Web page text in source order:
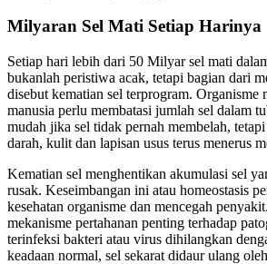
Milyaran Sel Mati Setiap Harinya
Setiap hari lebih dari 50 Milyar sel mati
bukanlah peristiwa acak, tetapi bagian dari
disebut kematian sel terprogram. Organisme
manusia perlu membatasi jumlah sel dalam
mudah jika sel tidak pernah membelah, tetapi
darah, kulit dan lapisan usus terus menerus
Kematian sel menghentikan akumulasi sel
rusak. Keseimbangan ini atau homeostasis
kesehatan organisme dan mencegah
mekanisme pertahanan penting terhadap
terinfeksi bakteri atau virus dihilangkan
keadaan normal, sel sekarat didaur ulang